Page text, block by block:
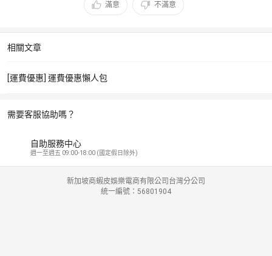
滿意 不滿意
相關文章
[運費優惠] 運費優惠懶人包
需要客服協助嗎？
自助服務中心
週一至週五 09:00-18:00 (國定假日除外)
新加坡商蝦皮娛樂電商有限公司台灣分公司
統一編號：56801904